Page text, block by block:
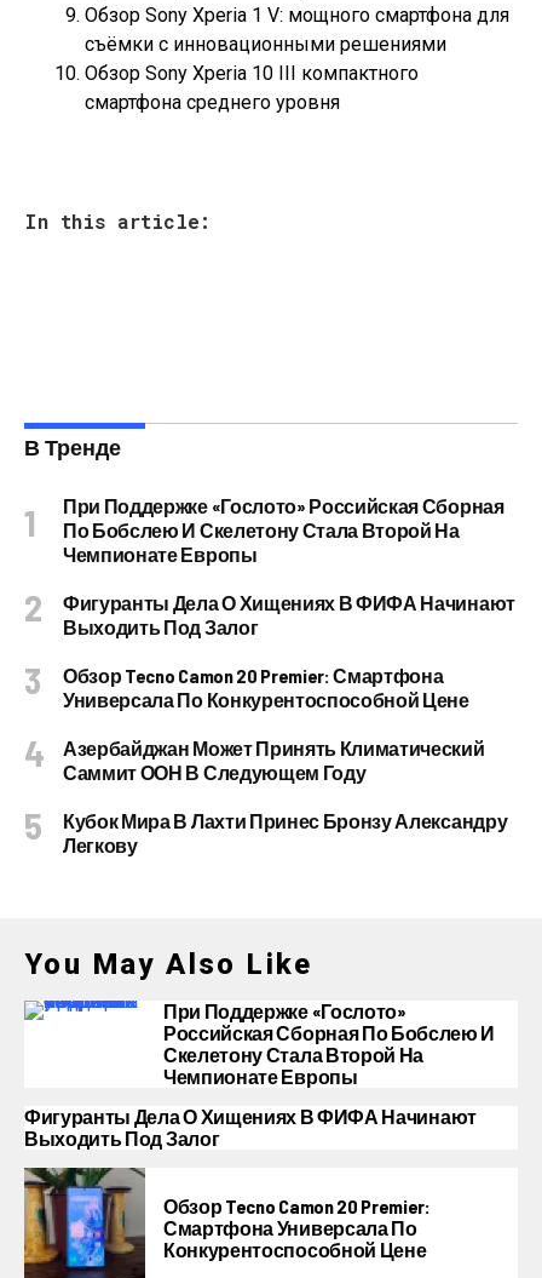
Обзор Sony Xperia 1 V: мощного смартфона для
съёмки с инновационными решениями
Обзор Sony Xperia 10 III компактного
смартфона среднего уровня
In this article:
В Тренде
При Поддержке «Гослото» Российская Сборная
По Бобслею И Скелетону Стала Второй На
Чемпионате Европы
Фигуранты Дела О Хищениях В ФИФА Начинают
Выходить Под Залог
Обзор Tecno Camon 20 Premier: Смартфона
Универсала По Конкурентоспособной Цене
Азербайджан Может Принять Климатический
Саммит ООН В Следующем Году
Кубок Мира В Лахти Принес Бронзу Александру
Легкову
You May Also Like
При Поддержке «Гослото»
Российская Сборная По Бобслею И
Скелетону Стала Второй На
Чемпионате Европы
Фигуранты Дела О Хищениях В ФИФА Начинают
Выходить Под Залог
Обзор Tecno Camon 20 Premier:
Смартфона Универсала По
Конкурентоспособной Цене